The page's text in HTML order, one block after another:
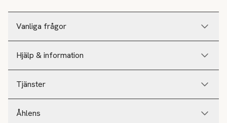
Vanliga frågor
Hjälp & information
Tjänster
Åhlens